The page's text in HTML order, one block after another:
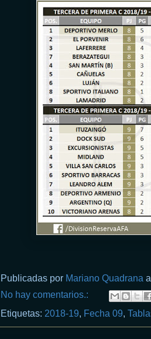
Publicadas por Mariano Quadrana
No hay comentarios.:
Etiquetas: 2018-19, Fecha 09,